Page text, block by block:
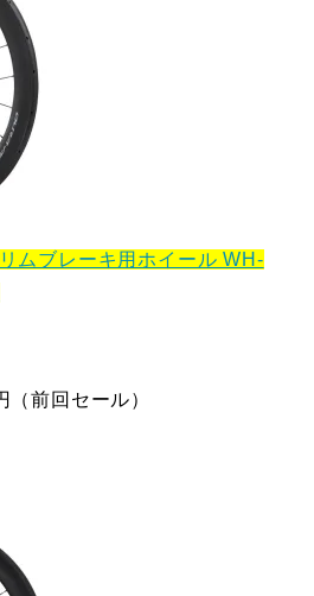
ムブレーキ用ホイール WH-
前回セール）